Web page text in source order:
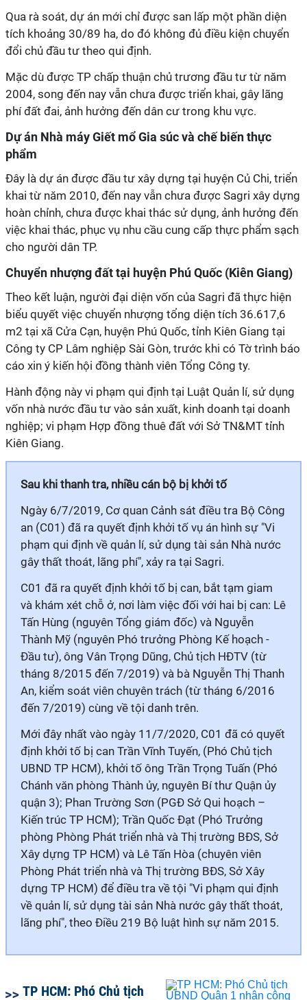
Qua rà soát, dự án mới chỉ được san lấp một phần diện
tích khoảng 30/89 ha, do đó không đủ điều kiện chuyển
đổi chủ đầu tư theo qui định.
Mặc dù được TP chấp thuận chủ trương đầu tư từ năm
2004, song đến nay vẫn chưa được triển khai, gây lãng
phí đất đai, ảnh hưởng đến dân cư trong khu vực.
Dự án Nhà máy Giết mổ Gia súc và chế biến thực
phẩm
Đây là dự án được đầu tư xây dựng tại huyện Củ Chi, triển
khai từ năm 2010, đến nay vẫn chưa được Sagri xây dựng
hoàn chỉnh, chưa được khai thác sử dụng, ảnh hưởng đến
việc khai thác, phục vụ nhu cầu cung cấp thực phẩm sạch
cho người dân TP.
Chuyển nhượng đất tại huyện Phú Quốc (Kiên Giang)
Theo kết luận, người đại diện vốn của Sagri đã thực hiện
biểu quyết việc chuyển nhượng tổng diện tích 36.617,6
m2 tại xã Cửa Cạn, huyện Phú Quốc, tỉnh Kiên Giang tại
Công ty CP Lâm nghiệp Sài Gòn, trước khi có Tờ trình báo
cáo xin ý kiến hội đồng thành viên Tổng Công ty.
Hành động này vi phạm qui định tại Luật Quản lí, sử dụng
vốn nhà nước đầu tư vào sản xuất, kinh doanh tại doanh
nghiệp; vi phạm Hợp đồng thuê đất với Sở TN&MT tỉnh
Kiên Giang.
Sau khi thanh tra, nhiều cán bộ bị khởi tố
Ngày 6/7/2019, Cơ quan Cảnh sát điều tra Bộ Công
an (C01) đã ra quyết định khởi tố vụ án hình sự "Vi
phạm qui định về quản lí, sử dụng tài sản Nhà nước
gây thất thoát, lãng phí", xảy ra tại Sagri.
C01 đã ra quyết định khởi tố bị can, bắt tạm giam
và khám xét chỗ ở, nơi làm việc đối với hai bị can: Lê
Tấn Hùng (nguyên Tổng giám đốc) và Nguyễn
Thành Mỹ (nguyên Phó trưởng Phòng Kế hoạch -
Đầu tư), ông Vân Trọng Dũng, Chủ tịch HĐTV (từ
tháng 8/2015 đến 7/2019) và bà Nguyễn Thị Thanh
An, kiểm soát viên chuyên trách (từ tháng 6/2016
đến 7/2019) cùng về tội danh trên.
Mới đây nhất vào ngày 11/7/2020, C01 đã có quyết
định khởi tố bị can Trần Vĩnh Tuyến, (Phó Chủ tịch
UBND TP HCM), khởi tố ông Trần Trọng Tuấn (Phó
Chánh văn phòng Thành ủy, nguyên Bí thư Quận ủy
quận 3); Phan Trường Sơn (PGĐ Sở Qui hoạch –
Kiến trúc TP HCM); Trần Quốc Đạt (Phó Trưởng
phòng Phòng Phát triển nhà và Thị trường BĐS, Sở
Xây dựng TP HCM) và Lê Tấn Hòa (chuyên viên
Phòng Phát triển nhà và Thị trường BĐS, Sở Xây
dựng TP HCM) để điều tra về tội "Vi phạm qui định
về quản lí, sử dụng tài sản Nhà nước gây thất thoát,
lãng phí", theo Điều 219 Bộ luật hình sự năm 2015.
TP HCM: Phó Chủ tịch